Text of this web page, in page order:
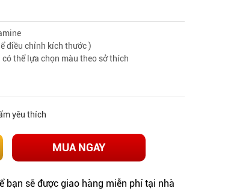
điều chỉnh kích thước )
thể lựa chọn màu theo sở thích
yêu thích
MUA NGAY
bạn sẽ được giao hàng miễn phí tại nhà